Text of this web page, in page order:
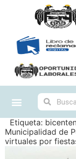
Etiqueta:
Municipalidad de
virtuales por